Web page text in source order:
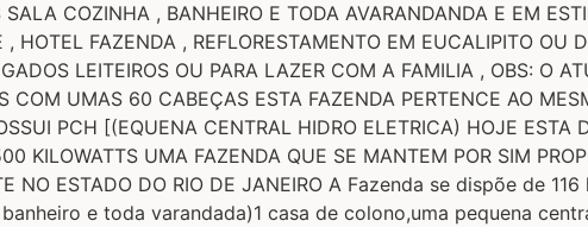
COZINHA , BANHEIRO E TODA AVARANDANDA E EM
HOTEL FAZENDA , REFLORESTAMENTO EM EUCALIPITO OU
LEITEIROS OU PARA LAZER COM A FAMILIA , OBS: O
COM UMAS 60 CABEÇAS ESTA FAZENDA PERTENCE AO
PCH [(EQUENA CENTRAL HIDRO ELETRICA) HOJE ESTA
KILOWATTS UMA FAZENDA QUE SE MANTEM POR SIM
NO ESTADO DO RIO DE JANEIRO A Fazenda se dispõe de
e toda varandada)1 casa de colono,uma pequena